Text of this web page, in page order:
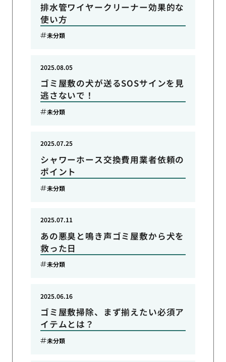
排水管ワイヤークリーナー効果的な
使い方
未分類
ゴミ屋敷の犬が送るSOSサインを見
逃さないで！
2025.08.05
未分類
シャワーホース交換費用業者依頼の
ポイント
2025.07.25
未分類
あの悪臭と鳴き声ゴミ屋敷から犬を
救った日
2025.07.11
未分類
ゴミ屋敷掃除、まず揃えたい必須ア
イテムとは？
2025.06.16
未分類